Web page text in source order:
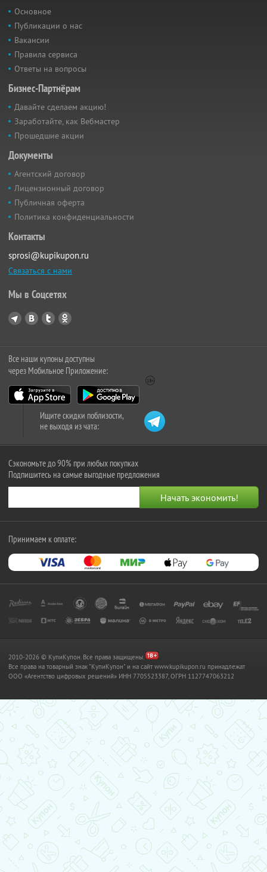
Основное
Публикации о нас
Вакансии
Правила сервиса
Ответы на вопросы
Бизнес-Партнёрам
Давайте сделаем акцию!
Заработайте, как Вебмастер
Прошедшие акции
Документы
Агентский договор
Лицензионный договор
Публичная оферта
Политика конфиденциальности
Контакты
sprosi@kupikupon.ru
Связаться с нами
Мы в Соцсетях
Все наши купоны доступны
через Мобильное Приложение:
Ищите скидки поблизости,
не выходя из чата:
Сэкономьте до 90% при любых покупках
Подпишитесь на самые выгодные предложения
Принимаем к оплате:
2010-2026 © КупиКупон. Все права защищены.
Все права на товарный знак "КупиКупон" и на сайт www.kupikupon.ru принадлежат
OOO «Агентство цифровых решений» ИНН 7705523387, ОГРН 1127747063212